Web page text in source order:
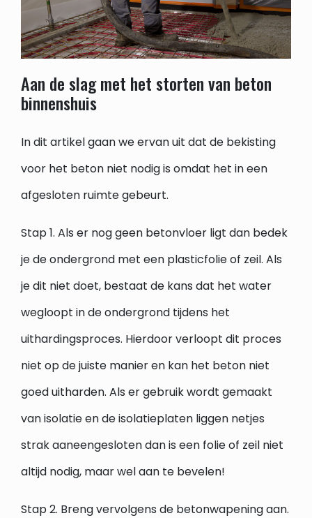
Aan de slag met het storten van beton
binnenshuis
In dit artikel gaan we ervan uit dat de bekisting
voor het beton niet nodig is omdat het in een
afgesloten ruimte gebeurt.
Stap 1. Als er nog geen betonvloer ligt dan bedek
je de ondergrond met een plasticfolie of zeil. Als
je dit niet doet, bestaat de kans dat het water
wegloopt in de ondergrond tijdens het
uithardingsproces. Hierdoor verloopt dit proces
niet op de juiste manier en kan het beton niet
goed uitharden. Als er gebruik wordt gemaakt
van isolatie en de isolatieplaten liggen netjes
strak aaneengesloten dan is een folie of zeil niet
altijd nodig, maar wel aan te bevelen!
Stap 2. Breng vervolgens de betonwapening aan.